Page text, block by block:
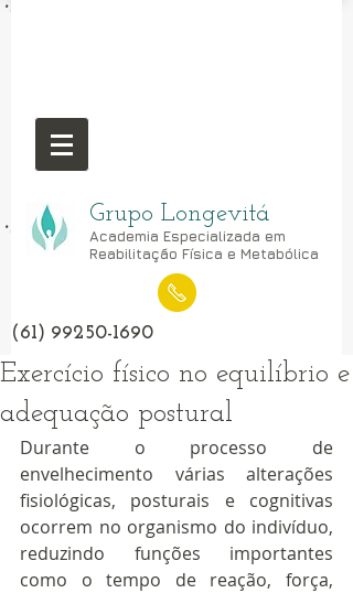
Grupo Longevitá
Academia Especializada em
Reabilitação Física e Metabólica
(61) 99250-1690
Exercício físico no equilíbrio e
adequação postural
Durante o processo de
envelhecimento várias alterações
fisiológicas, posturais e cognitivas
ocorrem no organismo do indivíduo,
reduzindo funções importantes
como o tempo de reação, força,